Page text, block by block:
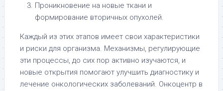
Проникновение на новые ткани и
формирование вторичных опухолей.
Каждый из этих этапов имеет свои характеристики
и риски для организма. Механизмы, регулирующие
эти процессы, до сих пор активно изучаются, и
новые открытия помогают улучшить диагностику и
лечение онкологических заболеваний. Онкоцентр в